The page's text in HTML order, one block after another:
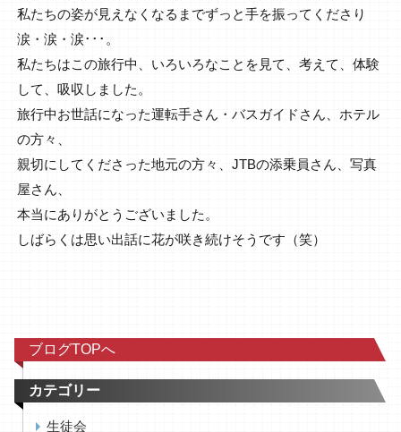
私たちの姿が見えなくなるまでずっと手を振ってくださり
涙・涙・涙･･･。
私たちはこの旅行中、いろいろなことを見て、考えて、体験
して、吸収しました。
旅行中お世話になった運転手さん・バスガイドさん、ホテル
の方々、
親切にしてくださった地元の方々、JTBの添乗員さん、写真
屋さん、
本当にありがとうございました。
しばらくは思い出話に花が咲き続けそうです（笑）
ブログTOPへ
カテゴリー
生徒会